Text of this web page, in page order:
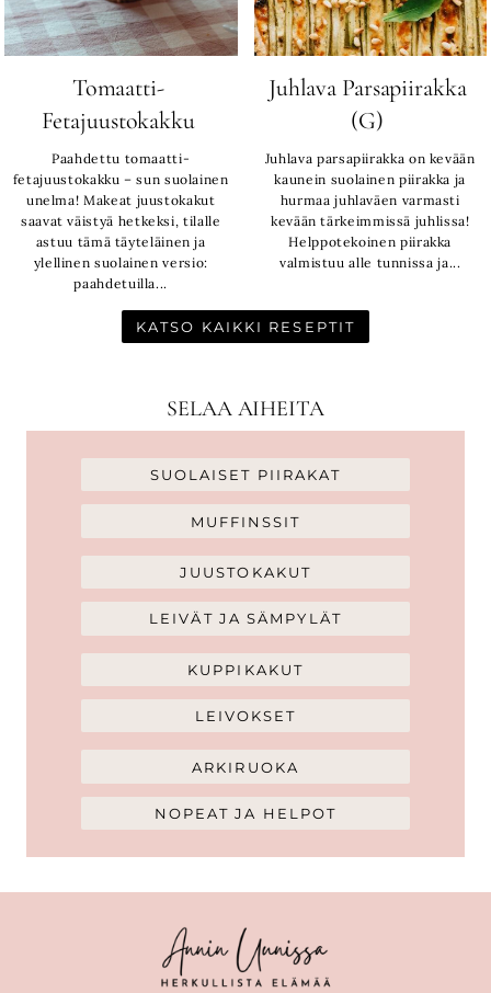
Tomaatti-
Fetajuustokakku
Paahdettu tomaatti-
fetajuustokakku – sun suolainen
unelma! Makeat juustokakut
saavat väistyä hetkeksi, tilalle
astuu tämä täyteläinen ja
ylellinen suolainen versio:
paahdetuilla...
Juhlava Parsapiirakka
(G)
Juhlava parsapiirakka on kevään
kaunein suolainen piirakka ja
hurmaa juhlaväen varmasti
kevään tärkeimmissä juhlissa!
Helppotekoinen piirakka
valmistuu alle tunnissa ja...
KATSO KAIKKI RESEPTIT
SELAA AIHEITA
SUOLAISET PIIRAKAT
MUFFINSSIT
JUUSTOKAKUT
LEIVÄT JA SÄMPYLÄT
KUPPIKAKUT
LEIVOKSET
ARKIRUOKA
NOPEAT JA HELPOT